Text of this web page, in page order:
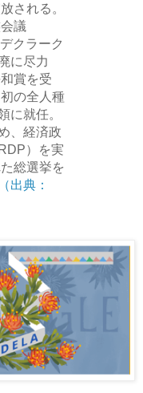
される。
議
クラーク
に尽力
賞を受
の全人種
に就任。
、経済政
）を実
総選挙を
（出典：